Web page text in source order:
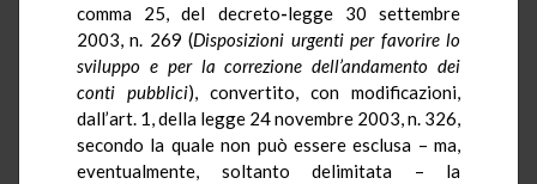
comma 25, del decreto-legge 30 settembre
2003, n. 269 (Disposizioni urgenti per favorire lo
sviluppo e per la correzione dell’andamento dei
conti pubblici), convertito, con modificazioni,
dall’art. 1, della legge 24 novembre 2003, n. 326,
secondo la quale non può essere esclusa – ma,
eventualmente, soltanto delimitata – la